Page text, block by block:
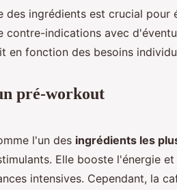
des ingrédients est crucial
contre-indications avec
en fonction des besoins
pré-workout
l'un des ingrédients les
Elle booste l'énergie
intensives. Cependant, la